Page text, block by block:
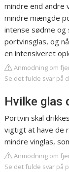
mindre end andre
mindre mængde
intense sødme
portvinsglas, og
en intensiveret
Anmodning om
Se det fulde svar på
Hvilke glas
Portvin skal
vigtigt at have de
mindre vinglas,
Anmodning om
Se det fulde svar på